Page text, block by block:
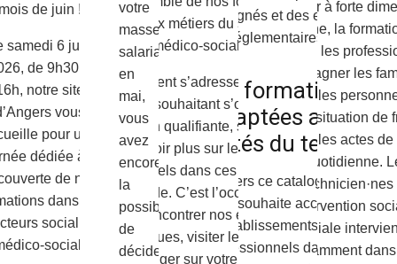
accompagnés et des exigences
réglementaires.
Des formations
adaptées aux
réalités du terrain
À travers ce catalogue, le
CEFRAS souhaite accompagner
les établissements et les
professionnels dans le
métier à forte
humaine, la
prépare les
accompagner les
enfants, les
ou en situation de
dans les actes de
quotidienne.
technicien·nes
l’intervention
familiale
notamment
votre
masse
salariale
en
mai,
vous
avez
encore
la
possibilité
de
décider
dédiées aux métiers du social et du
médico-social.
Cet événement s’adresse à toutes les
personnes souhaitant s’orienter vers
une formation qualifiante, se reconvertir
ou en savoir plus sur les parcours
professionnels dans ces secteurs en
forte demande. C’est l’occasion idéale
pour rencontrer nos équipes
pédagogiques, visiter les locaux et
échanger sur votre projet
de juin !
samedi 6 juin
de 9h30 à
notre site
vous
pour une
dédiée à la
de nos
dans les
social et
social.